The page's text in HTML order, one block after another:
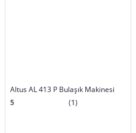
Altus AL 413 P Bulaşık Makinesi
5
(1)